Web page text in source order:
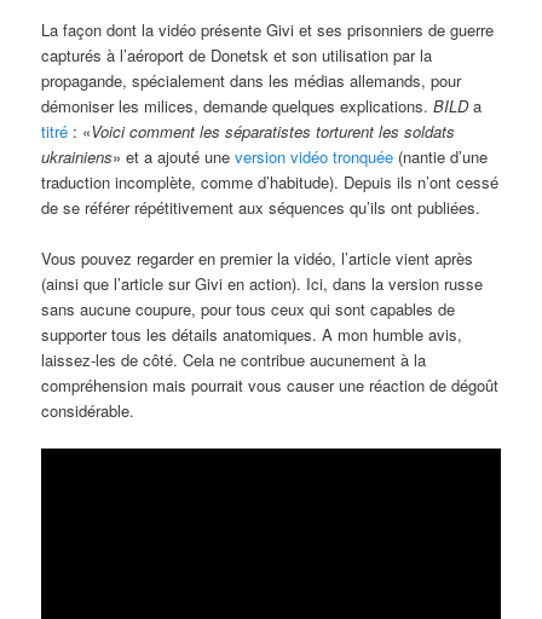
La façon dont la vidéo présente Givi et ses prisonniers de guerre
capturés à l’aéroport de Donetsk et son utilisation par la
propagande, spécialement dans les médias allemands, pour
démoniser les milices, demande quelques explications.BILDa
titré : «Voici comment les séparatistes torturent les soldats
ukrainiens» et a ajouté uneversion vidéo tronquée (nantie d’une
traduction incomplète, comme d’habitude). Depuis ils n’ont cessé
de se référer répétitivement aux séquences qu’ils ont publiées.
Vous pouvez regarder en premier la vidéo, l’article vient après
(ainsi que l’article sur Givi en action). Ici, dans la version russe
sans aucune coupure, pour tous ceux qui sont capables de
supporter tous les détails anatomiques. A mon humble avis,
laissez-les de côté. Cela ne contribue aucunement à la
compréhension mais pourrait vous causer une réaction de dégoût
considérable.